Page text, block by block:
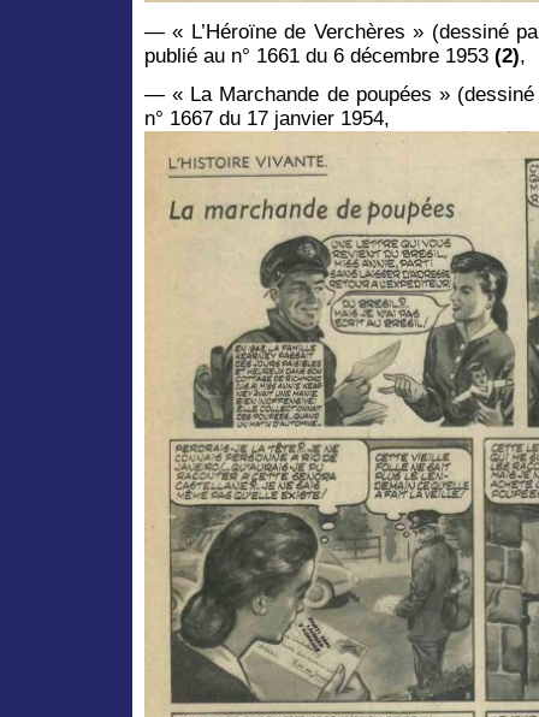
— « L’Héroïne de Verchères » (dessiné
publié au n° 1661 du 6 décembre 1953 (2),
— « La Marchande de poupées »
n° 1667 du 17 janvier 1954,